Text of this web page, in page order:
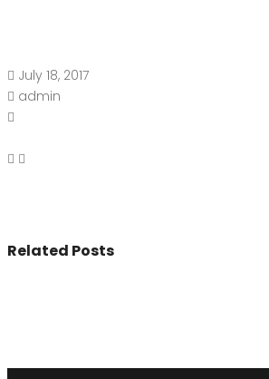
July 18, 2017
admin
Related Posts